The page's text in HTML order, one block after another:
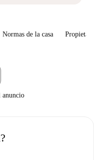
Normas de la casa
anuncio